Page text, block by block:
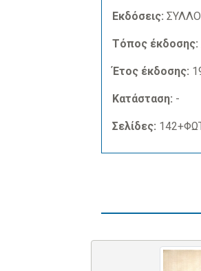
Εκδόσεις:
Τόπος έκδοσης:
Έτος έκδοσης:
Κατάσταση: -
Σελίδες: